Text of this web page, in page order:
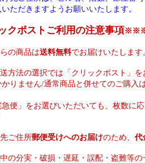
ただきますようお願いいたします。
クポストご利用の注意事項
の商品は送料無料でお届けいたしま
方法の選択では「クリックポスト」を
りません/通常商品と併せてのご購入
便」をお選びいただいても、枚数に
ご住所郵便受けへのお届けのため、 代
の分実・破損・遅延・誤配・盗難等の